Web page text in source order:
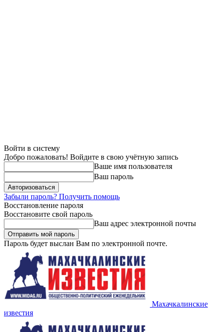
Войти в систему
Добро пожаловать! Войдите в свою учётную запись
Ваше имя пользователя
Ваш пароль
Забыли пароль? Получить помощь
Восстановление пароля
Восстановите свой пароль
Ваш адрес электронной почты
Пароль будет выслан Вам по электронной почте.
Махачкалинские
известия